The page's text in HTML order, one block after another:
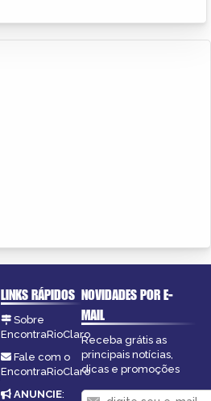
LINKS RÁPIDOS
Sobre
EncontraRioClaro
Fale com o
EncontraRioClaro
ANUNCIE:
NOVIDADES POR E-
MAIL
Receba grátis as
principais notícias,
dicas e promoções